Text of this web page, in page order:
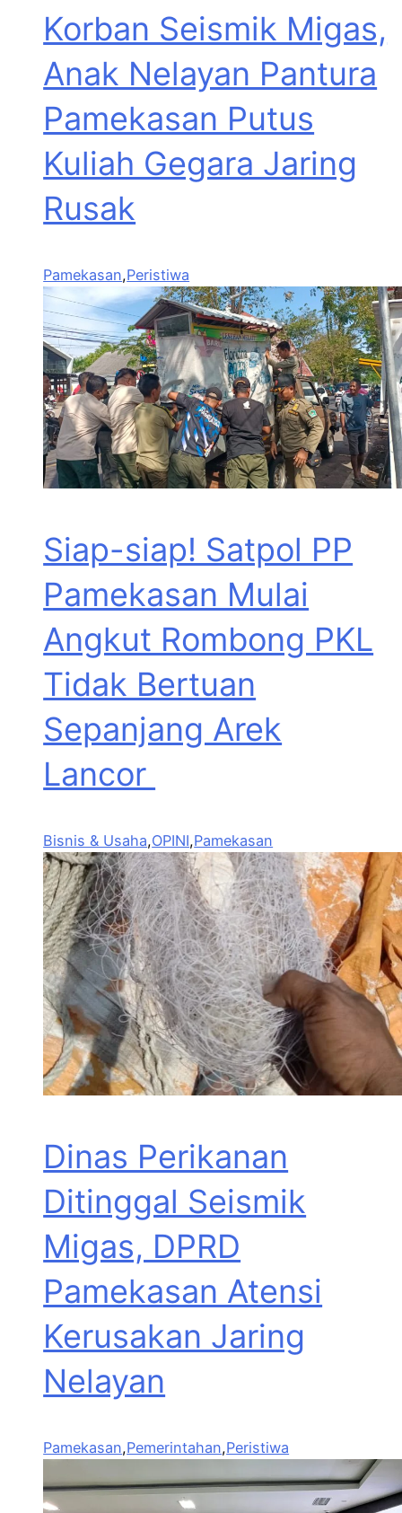
Korban Seismik Migas,
Anak Nelayan Pantura
Pamekasan Putus
Kuliah Gegara Jaring
Rusak
Pamekasan,Peristiwa
Siap-siap! Satpol PP
Pamekasan Mulai
Angkut Rombong PKL
Tidak Bertuan
Sepanjang Arek
Lancor
Bisnis & Usaha,OPINI,Pamekasan
Dinas Perikanan
Ditinggal Seismik
Migas, DPRD
Pamekasan Atensi
Kerusakan Jaring
Nelayan
Pamekasan,Pemerintahan,Peristiwa